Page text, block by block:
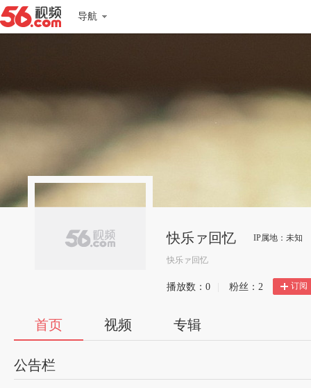
导航
快乐ァ回忆 IP属地：未知
快乐ァ回忆
播放数： 0 粉丝： 2 订阅
首页 视频 专辑
公告栏